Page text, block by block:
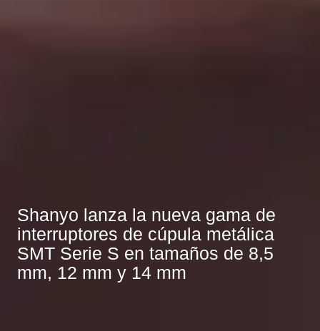
Shanyo lanza la nueva gama de
interruptores de cúpula metálica
SMT Serie S en tamaños de 8,5
mm, 12 mm y 14 mm